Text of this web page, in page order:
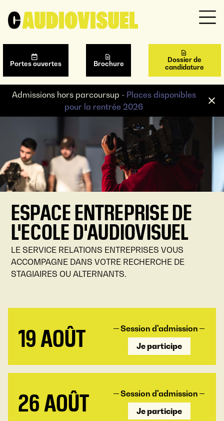
Admissions hors parcoursup - Places disponibles
pour la rentrée 2026
ESPACE ENTREPRISE DE
L'ECOLE D'AUDIOVISUEL
LE SERVICE RELATIONS ENTREPRISES VOUS
ACCOMPAGNE DANS VOTRE RECHERCHE DE
STAGIAIRES OU ALTERNANTS.
19 AOÛT
Session d'admission
Je participe
26 AOÛT
Session d'admission
Je participe
Portes ouvertes Brochure
Dossier de
candidature